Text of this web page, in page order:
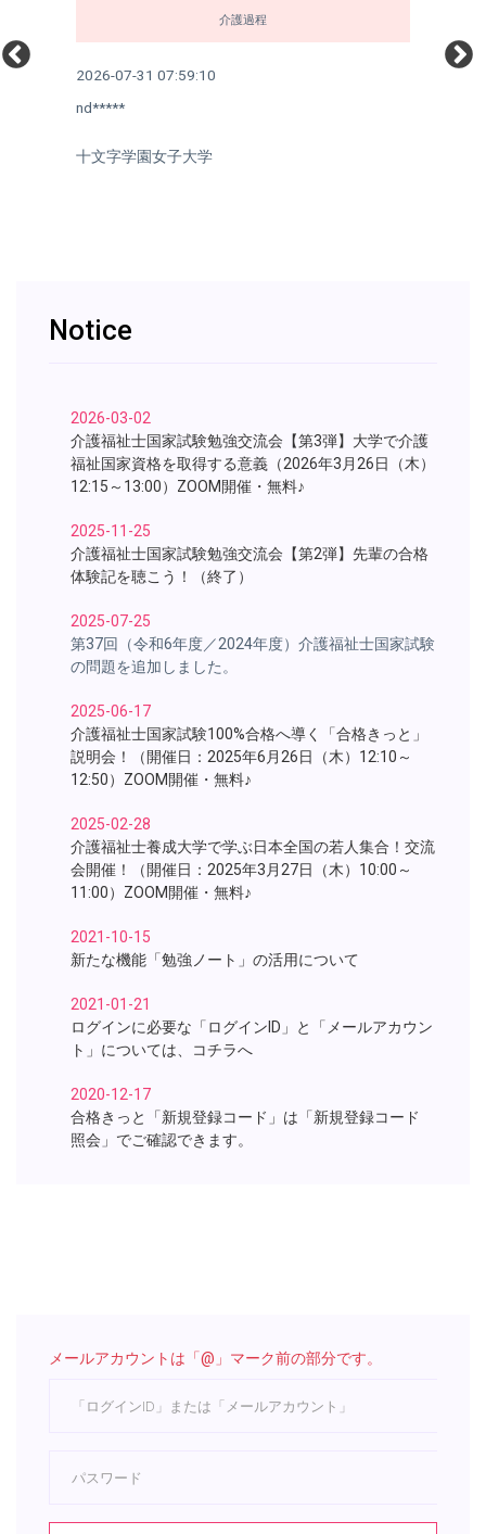
介護過程
2026-07-31 07:59:10
nd*****
十文字学園女子大学
Notice
2026-03-02
介護福祉士国家試験勉強交流会【第3弾】大学で介護
福祉国家資格を取得する意義（2026年3月26日（木）
12:15～13:00）ZOOM開催・無料♪
2025-11-25
介護福祉士国家試験勉強交流会【第2弾】先輩の合格
体験記を聴こう！（終了）
2025-07-25
第37回（令和6年度／2024年度）介護福祉士国家試験
の問題を追加しました。
2025-06-17
介護福祉士国家試験100%合格へ導く「合格きっと」
説明会！（開催日：2025年6月26日（木）12:10～
12:50）ZOOM開催・無料♪
2025-02-28
介護福祉士養成大学で学ぶ日本全国の若人集合！交流
会開催！（開催日：2025年3月27日（木）10:00～
11:00）ZOOM開催・無料♪
2021-10-15
新たな機能「勉強ノート」の活用について
2021-01-21
ログインに必要な「ログインID」と「メールアカウン
ト」については、コチラへ
2020-12-17
合格きっと「新規登録コード」は「新規登録コード
照会」でご確認できます。
メールアカウントは「@」マーク前の部分です。